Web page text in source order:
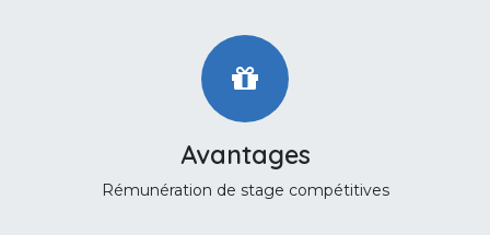
Avantages
Rémunération de stage compétitives